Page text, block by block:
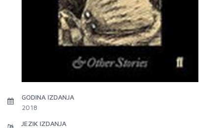
GODINA IZDANJA
2018
JEZIK IZDANJA